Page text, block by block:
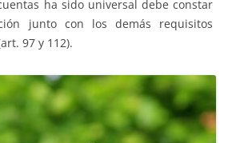
ha sido universal debe constar
junto con los demás requisitos
97 y 112).